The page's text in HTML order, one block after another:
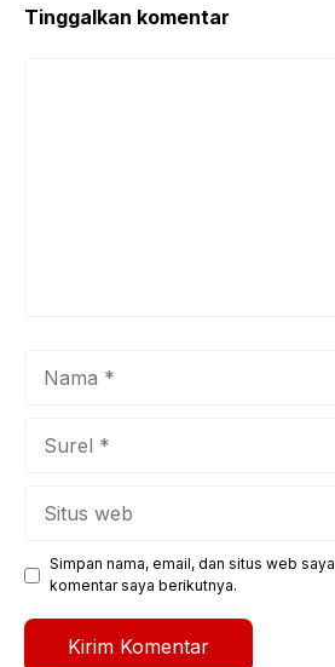
k
Tinggalkan komentar
Simpan nama, email, dan situs web
komentar saya berikutnya.